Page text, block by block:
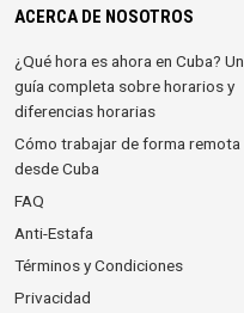
ACERCA DE NOSOTROS
¿Qué hora es ahora en Cuba?
guía completa sobre horarios y
diferencias horarias
Cómo trabajar de forma remota
desde Cuba
FAQ
Anti-Estafa
Términos y Condiciones
Privacidad